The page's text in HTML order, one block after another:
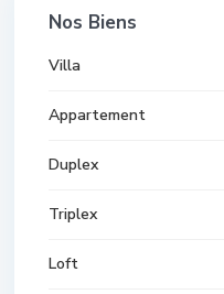
Nos Biens
Villa
Appartement
Duplex
Triplex
Loft